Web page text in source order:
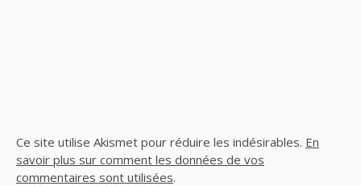
Ce site utilise Akismet pour réduire les indésirables. En
savoir plus sur comment les données de vos
commentaires sont utilisées.